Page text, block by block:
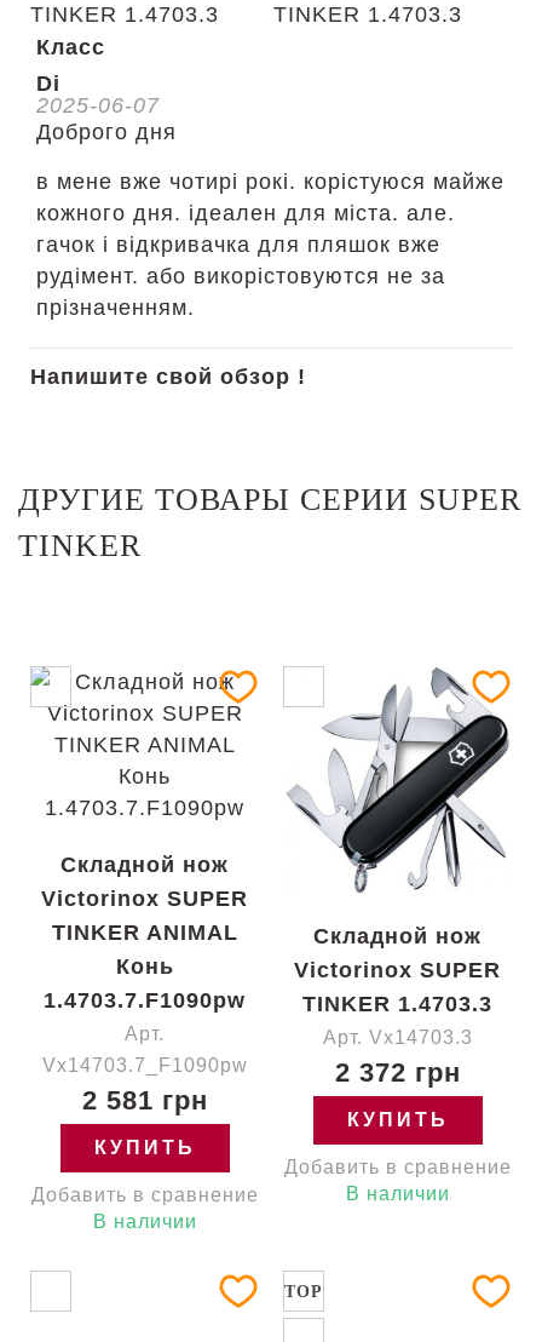
Класс
Di
2025-06-07
Доброго дня
в мене вже чотирі рокі. корістуюся майже
кожного дня. ідеален для міста. але.
гачок і відкривачка для пляшок вже
рудімент. або викорістовуются не за
прізначенням.
Напишите свой обзор !
ДРУГИЕ ТОВАРЫ СЕРИИ SUPER
TINKER
Складной нож
Victorinox SUPER
TINKER ANIMAL
Конь
1.4703.7.F1090pw
Арт.
Vx14703.7_F1090pw
2 581 грн
КУПИТЬ
Добавить в сравнение
В наличии
Складной нож
Victorinox SUPER
TINKER 1.4703.3
Арт. Vx14703.3
2 372 грн
КУПИТЬ
Добавить в сравнение
В наличии
TOP